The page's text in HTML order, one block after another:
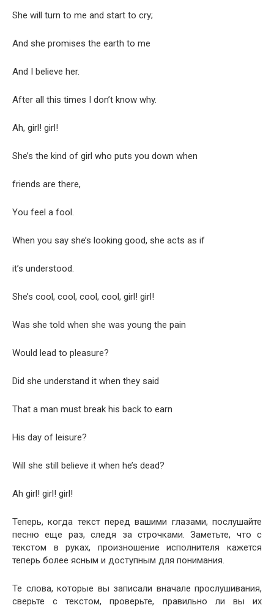
She will turn to me and start to cry;
And she promis­es the earth to me
And I believe her.
After all this times I don’t know why.
Ah, girl! girl!
She’s the kind of girl who puts you down when
friends are there,
You feel a fool.
When you say she’s look­ing good, she acts as if
it’s under­stood.
She’s cool, cool, cool, cool, girl! girl!
Was she told when she was young the pain
Would lead to pleasure?
Did she under­stand it when they said
That a man must break his back to earn
His day of leisure?
Will she still believe it when he’s dead?
Ah girl! girl! girl!
Теперь, когда текст перед вашими глазами, послушайте
песню еще раз, следя за строчками. Заметьте, что с
текстом в руках, произношение исполнителя кажется
теперь более ясным и доступным для понимания.
Те слова, которые вы записали вначале прослушивания,
сверьте с текстом, проверьте, правильно ли вы их